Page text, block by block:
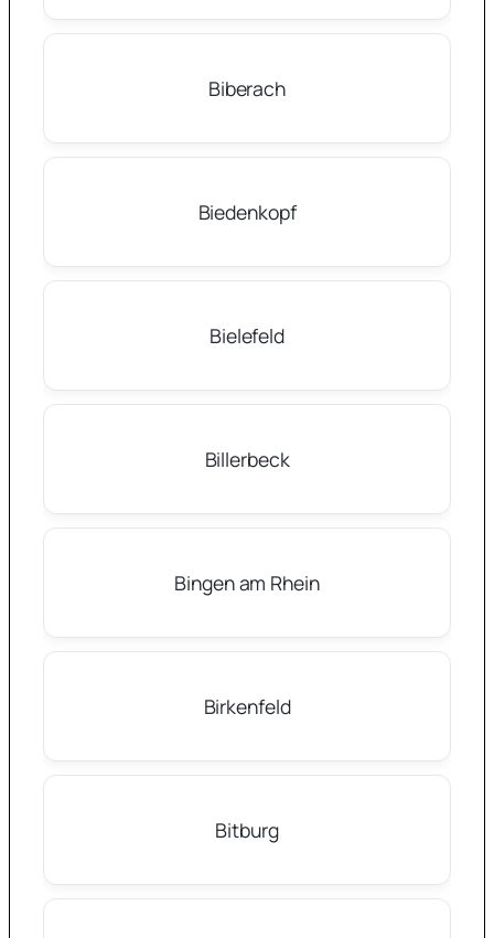
Biberach
Biedenkopf
Bielefeld
Billerbeck
Bingen am Rhein
Birkenfeld
Bitburg